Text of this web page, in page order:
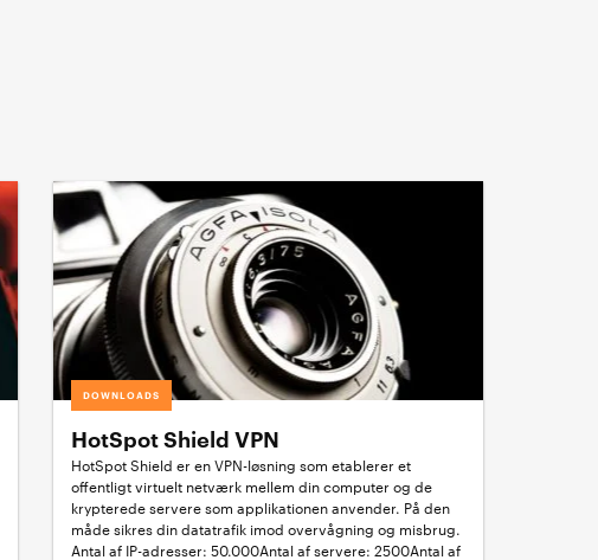
DOWNLOADS
HotSpot Shield VPN
HotSpot Shield er en VPN-løsning som etablerer et
offentligt virtuelt netværk mellem din computer og de
krypterede servere som applikationen anvender. På den
måde sikres din datatrafik imod overvågning og misbrug.
Antal af IP-adresser: 50.000Antal af servere: 2500Antal af